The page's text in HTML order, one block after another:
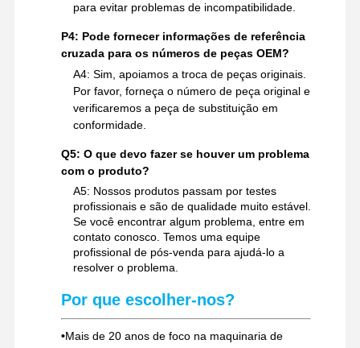
para evitar problemas de incompatibilidade.
P4: Pode fornecer informações de referência
cruzada para os números de peças OEM?
A4: Sim, apoiamos a troca de peças originais.
Por favor, forneça o número de peça original e
verificaremos a peça de substituição em
conformidade.
Q5: O que devo fazer se houver um problema
com o produto?
A5: Nossos produtos passam por testes
profissionais e são de qualidade muito estável.
Se você encontrar algum problema, entre em
contato conosco. Temos uma equipe
profissional de pós-venda para ajudá-lo a
resolver o problema.
Por que escolher-nos?
•Mais de 20 anos de foco na maquinaria de